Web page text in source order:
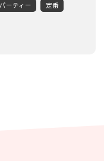
パーティー 定番